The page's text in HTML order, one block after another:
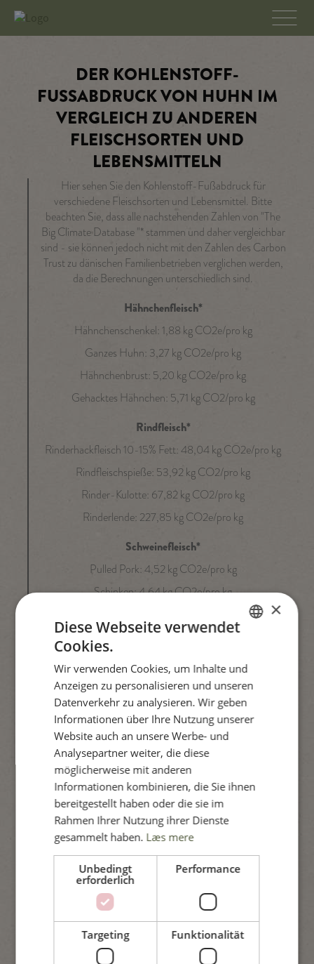
DER KOHLENSTOFF-
FUSSABDRUCK VON HUHN IM V
ERGLEICH ZU ANDEREN F
LEISCHSORTEN UND L
EBENSMITTELN
Hier sehen Sie den Kohlenstoff-Fußabdruck für
verschiedene Fleischsorten und Lebensmittel. Bitte
beachten Sie, dass alle nachstehenden Zahlen von "The
Big Climate Database "* stammen und daher vergleichbar
sind - sie können jedoch nicht mit den Zahlen des Carbon
Trust zu dänischen Familienbetrieben verglichen werden,
da die Berechnungen unterschiedlich sind.
Hähnchenfleisch*
Hähnchenschenkel: 1,88 kg CO2e/pro kg
Ganzes Huhn: 3,27 kg CO2e/pro kg
Hähnchenbrust: 5,20 kg CO2e/pro kg
Gehacktes Hähnchen: 5,71 kg CO2/pro kg
Rindfleisch*
Rinderhackfleisch 10-15% Fett: 48,04 kg CO2e/pro kg
Rindfleischspieße: 53,92 kg CO2/pro kg
Rinder-Kulotte: 67,82 kg CO2/pro kg
Rinderlende: 227,85 kg CO2e/pro kg
Schweinefleisch*
Pulled Pork: 4,52 kg CO2e/pro kg
Schinken: 4,64 kg CO2e/pro kg
Speck, gebraten: 6,43 kg CO2e/pro kg
Fisch und Meeresfrüchte*
Lachs: 2,09 kg CO2e/pro kg
Scholle: 2,81 kg CO2/pro kg
Thunfisch: 3,10 kg CO2e/pro kg
Garnelen: 8,40 kg CO2e/pro kg
Molkereiprodukte*
Mini-Milch: 0,41 kg CO2e/pro kg
Schlagsahne 38%: 1,73 kg CO2e/pro kg
Butter: 3,30 kg CO2/pro kg
Danbo-Käse, 45+: 5,41 kg CO2e/pro kg
Obst und Gemüse*
Gurke: 0,43 kg CO2e/pro kg
Brokkoli: 0,63 kg CO2/pro kg
ENGLISH
GERMAN
×
Diese Webseite verwendet
Cookies.
Wir verwenden Cookies, um Inhalte und
Anzeigen zu personalisieren und unseren
Datenverkehr zu analysieren. Wir geben
Informationen über Ihre Nutzung unserer
Website auch an unsere Werbe- und
Analysepartner weiter, die diese
möglicherweise mit anderen
Informationen kombinieren, die Sie ihnen
bereitgestellt haben oder die sie im
Rahmen Ihrer Nutzung ihrer Dienste
gesammelt haben. Læs mere
Unbedingt
erforderlich
Performance
Targeting Funktionalität